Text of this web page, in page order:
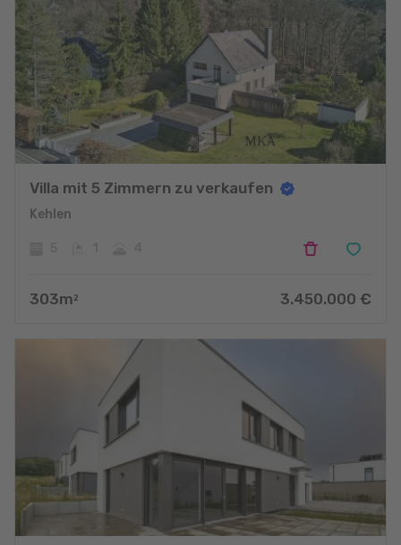
Villa mit 5 Zimmern zu verkaufen
Kehlen
303m 2 3.450.000 €